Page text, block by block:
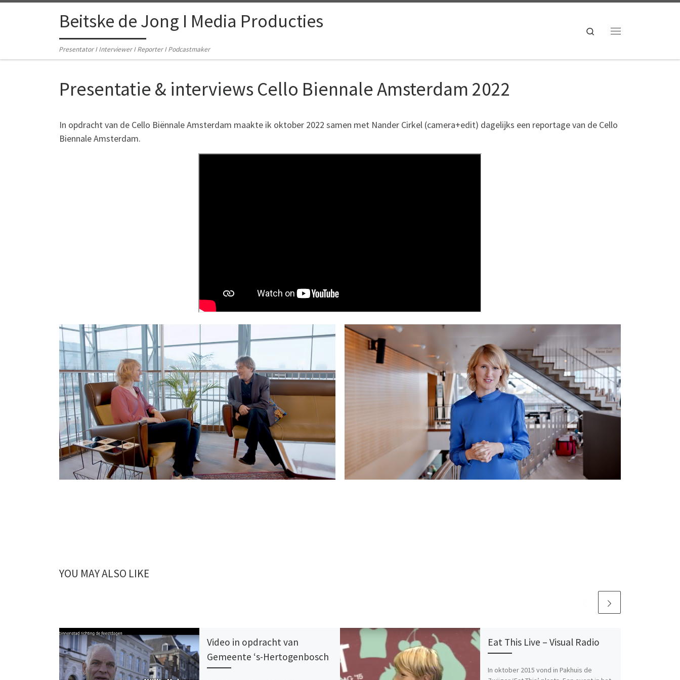
Skip to contentBeitske de Jong I Media Producties
Presentator I Interviewer I Reporter I Podcastmaker
Search
Presentatie & interviews Cello Biennale Amsterdam 2022
In opdracht van de Cello Biënnale Amsterdam maakte ik oktober 2022 samen met Nander Cirkel (camera+edit) dagelijks een reportage van de Cello
Biennale Amsterdam.
YOU MAY ALSO LIKE
Video in opdracht van
Gemeente ‘s-Hertogenbosch
Eat This Live – Visual Radio
In oktober 2015 vond in Pakhuis de